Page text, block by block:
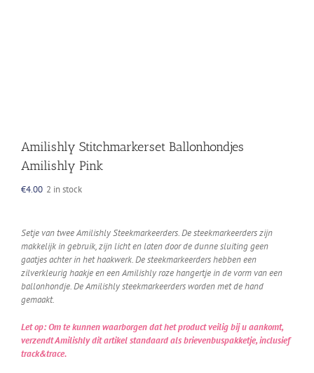
Amilishly Stitchmarkerset Ballonhondjes
Amilishly Pink
€4.00 2 in stock
Setje van twee Amilishly Steekmarkeerders. De steekmarkeerders zijn
makkelijk in gebruik, zijn licht en laten door de dunne sluiting geen
gaatjes achter in het haakwerk. De steekmarkeerders hebben een
zilverkleurig haakje en een Amilishly roze hangertje in de vorm van een
ballonhondje. De Amilishly steekmarkeerders worden met de hand
gemaakt.
Let op: Om te kunnen waarborgen dat het product veilig bij u aankomt,
verzendt Amilishly dit artikel standaard als brievenbuspakketje, inclusief
track&trace.